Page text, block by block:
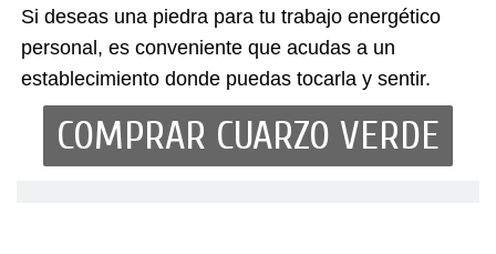
Si deseas una piedra para tu trabajo energético
personal, es conveniente que acudas a un
establecimiento donde puedas tocarla y sentir.
COMPRAR CUARZO VERDE